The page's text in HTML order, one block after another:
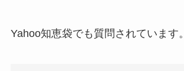
Yahoo知恵袋でも質問されています。